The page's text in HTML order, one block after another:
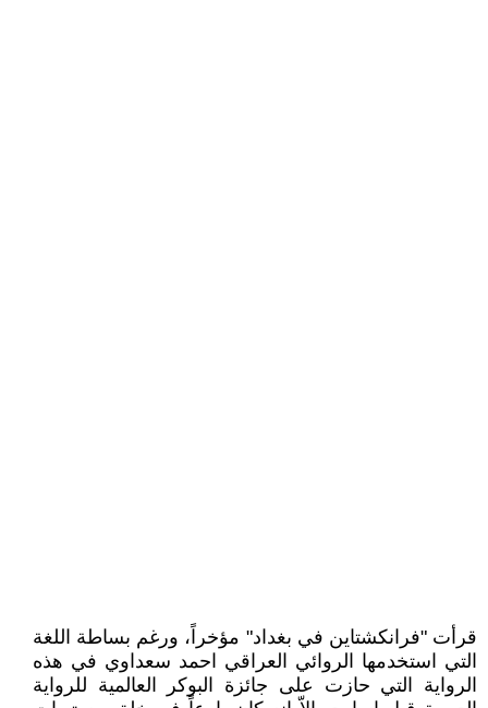
قرأت "فرانكشتاين في بغداد" مؤخراً، ورغم بساطة اللغة
التي استخدمها الروائي العراقي احمد سعداوي في هذه
الرواية التي حازت على جائزة البوكر العالمية للرواية